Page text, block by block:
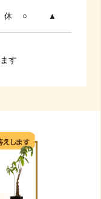
休 ○ ▲
す